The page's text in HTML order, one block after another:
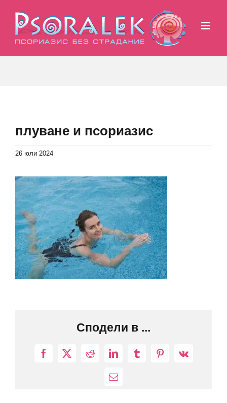
content
плуване и псориазис
26 юли 2024
Сподели в ...
Facebook
X RedditLinkedInTumblrPinterest
Vk
Електронна